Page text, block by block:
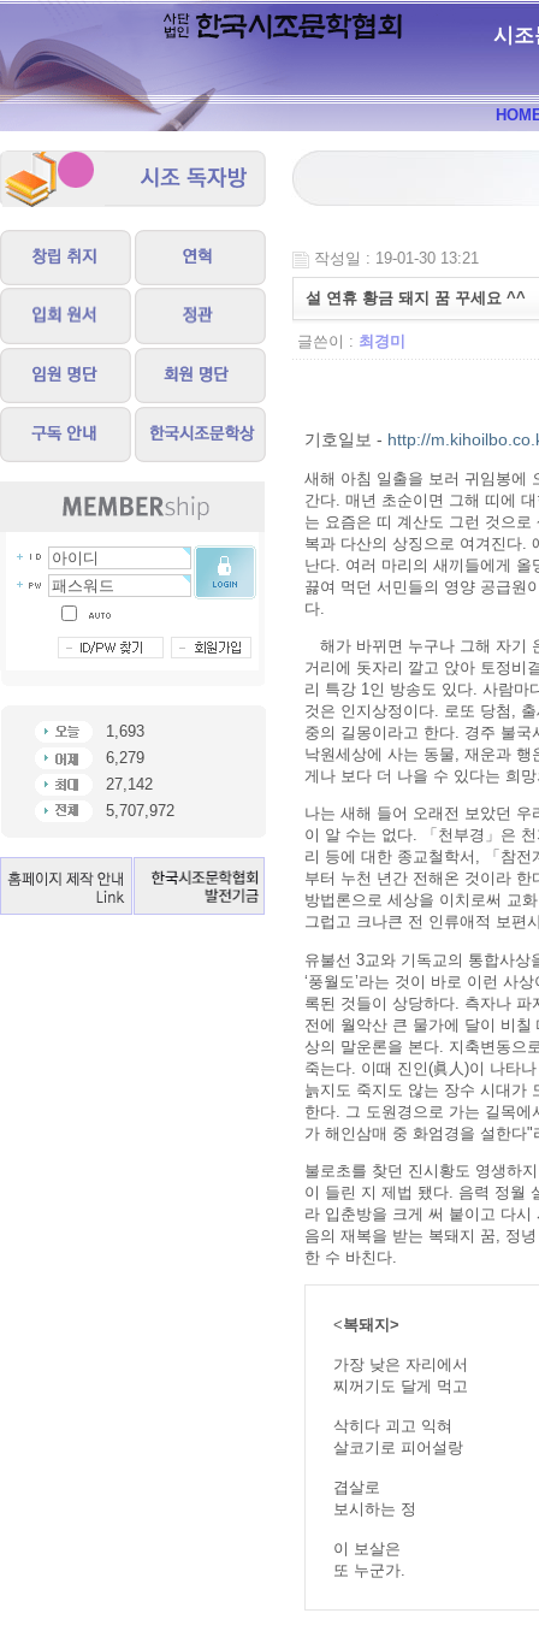
시조
1,693
6,279
27,142
5,707,972
작성일 : 19-01-30 13:21
설 연휴 황금 돼지 꿈 꾸세요 ^^
글쓴이 : 최경미
기호일보 - http://
새해 아침 일출을 보러 귀임봉에
간다. 매년 초순이면 그해 띠에
는 요즘은 띠 계산도 그런 것으
복과 다산의 상징으로 여겨진다.
난다. 여러 마리의 새끼들에게
끓여 먹던 서민들의 영양 공급원
다.
해가 바뀌면 누구나 그해 자기
거리에 돗자리 깔고 앉아 토정비
리 특강 1인 방송도 있다. 사람마
것은 인지상정이다. 로또 당첨,
중의 길몽이라고 한다. 경주 불
낙원세상에 사는 동물, 재운과
게나 보다 더 나을 수 있다는 희
나는 새해 들어 오래전 보았던
이 알 수는 없다. 「천부경」은
리 등에 대한 종교철학서, 「참
부터 누천 년간 전해온 것이라 한
방법론으로 세상을 이치로써 교
그럽고 크나큰 전 인류애적 보편
유불선 3교와 기독교의 통합사상
‘풍월도’라는 것이 바로 이런 사
록된 것들이 상당하다. 측자나
전에 월악산 큰 물가에 달이 비
상의 말운론을 본다. 지축변동으
죽는다. 이때 진인(眞人)이 나타
늙지도 죽지도 않는 장수 시대가
한다. 그 도원경으로 가는 길목
가 해인삼매 중 화엄경을 설한다"
불로초를 찾던 진시황도 영생하
이 들린 지 제법 됐다. 음력 정월
라 입춘방을 크게 써 붙이고 다
음의 재복을 받는 복돼지 꿈, 정
한 수 바친다.
<복돼지>
가장 낮은 자리에서
찌꺼기도 달게 먹고
삭히다 괴고 익혀
살코기로 피어설랑
겹살로
보시하는 정
이 보살은
또 누군가.